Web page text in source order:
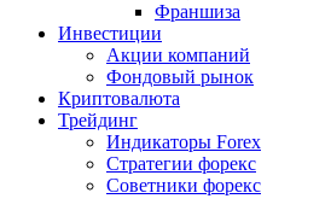
Франшиза
Инвестиции
Акции компаний
Фондовый рынок
Криптовалюта
Трейдинг
Индикаторы Forex
Стратегии форекс
Советники форекс